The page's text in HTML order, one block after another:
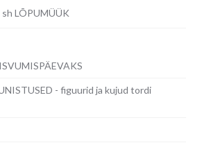
LÕPUMÜÜK
- figuurid ja kujud tordi